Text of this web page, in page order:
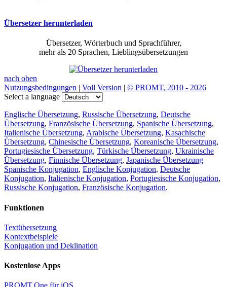
Übersetzer herunterladen
Übersetzer, Wörterbuch und Sprachführer,
mehr als 20 Sprachen, Lieblingsübersetzungen
nach oben
Nutzungsbedingungen | Voll Version | © PROMT, 2010 - 2026
Select a language
Englische Übersetzung, Russische Übersetzung, Deutsche
Übersetzung, Französische Übersetzung, Spanische Übersetzung,
Italienische Übersetzung, Arabische Übersetzung, Kasachische
Übersetzung, Chinesische Übersetzung, Koreanische Übersetzung,
Portugiesische Übersetzung, Türkische Übersetzung, Ukrainische
Übersetzung, Finnische Übersetzung, Japanische Übersetzung
Spanische Konjugation, Englische Konjugation, Deutsche
Konjugation, Italienische Konjugation, Portugiesische Konjugation,
Russische Konjugation, Französische Konjugation.
Funktionen
Textübersetzung
Kontextbeispiele
Konjugation und Deklination
Kostenlose Apps